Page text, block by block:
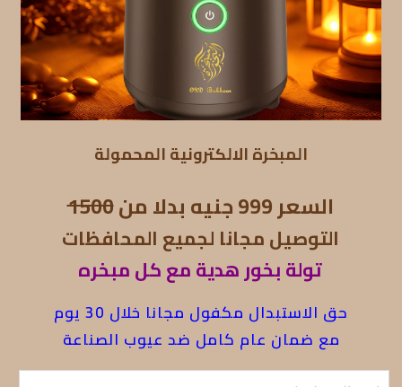
المبخرة الالكترونية المحمولة
السعر 999 جنيه بدلا من 1500
التوصيل مجانا لجميع المحافظات
تولة بخور هدية مع كل مبخره
حق الاستبدال مكفول مجانا خلال 30 يوم
مع ضمان عام كامل ضد عيوب الصناعة